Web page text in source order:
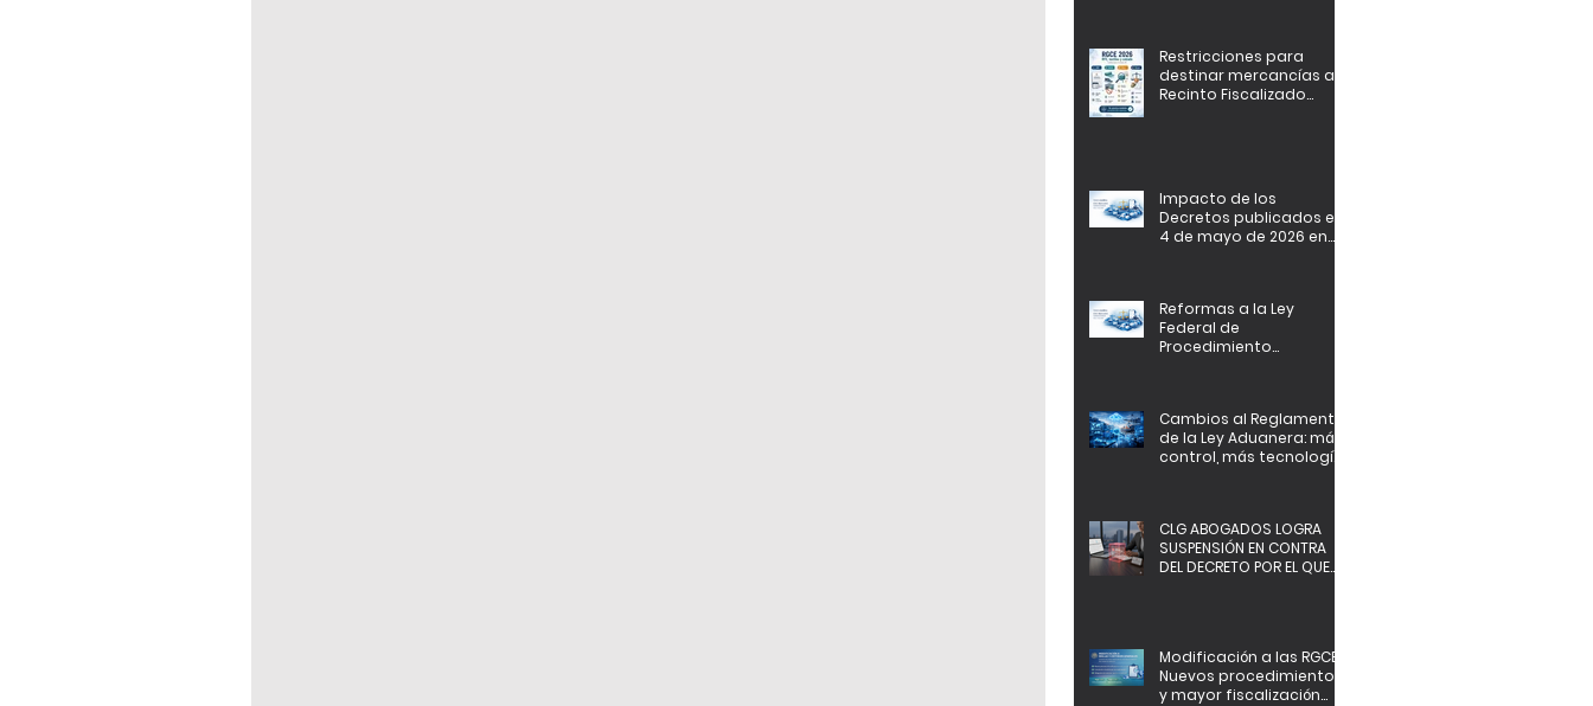
Restricciones para
destinar mercancías al
Recinto Fiscalizado
Impacto de los
Decretos publicados el
4 de mayo de 2026 en
PROSEC.
Reformas a la Ley
Federal de
Procedimiento
Cambios al Reglamento
de la Ley Aduanera: más
control, más tecnología
CLG ABOGADOS LOGRA
SUSPENSIÓN EN CONTRA
DEL DECRETO POR EL QUE
Modificación a las RGCE.
Nuevos procedimientos
y mayor fiscalización